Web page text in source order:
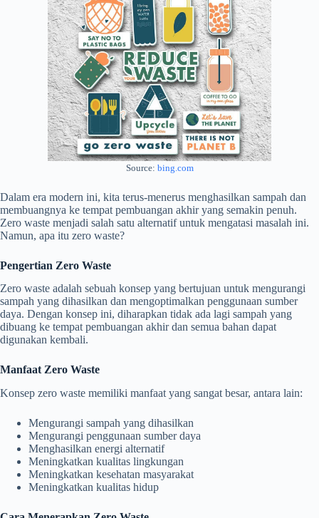
Source: bing.com
Dalam era modern ini, kita terus-menerus menghasilkan sampah dan
membuangnya ke tempat pembuangan akhir yang semakin penuh.
Zero waste menjadi salah satu alternatif untuk mengatasi masalah ini.
Namun, apa itu zero waste?
Pengertian Zero Waste
Zero waste adalah sebuah konsep yang bertujuan untuk mengurangi
sampah yang dihasilkan dan mengoptimalkan penggunaan sumber
daya. Dengan konsep ini, diharapkan tidak ada lagi sampah yang
dibuang ke tempat pembuangan akhir dan semua bahan dapat
digunakan kembali.
Manfaat Zero Waste
Konsep zero waste memiliki manfaat yang sangat besar, antara lain:
Mengurangi sampah yang dihasilkan
Mengurangi penggunaan sumber daya
Menghasilkan energi alternatif
Meningkatkan kualitas lingkungan
Meningkatkan kesehatan masyarakat
Meningkatkan kualitas hidup